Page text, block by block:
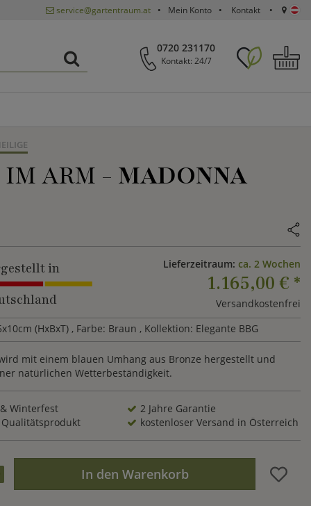
service@gartentraum.at Mein Konto Kontakt
0720 231170
Kontakt: 24/7
ARM - MADONNA
in
Lieferzeitraum: ca. 2 Wochen
1.165,00 € *
Versandkostenfrei
(HxBxT) , Farbe: Braun , Kollektion: Elegante BBG
mit einem blauen Umhang aus Bronze hergestellt und
natürlichen Wetterbeständigkeit.
Winterfest
2 Jahre Garantie
kostenloser Versand in Österreich
In den Warenkorb